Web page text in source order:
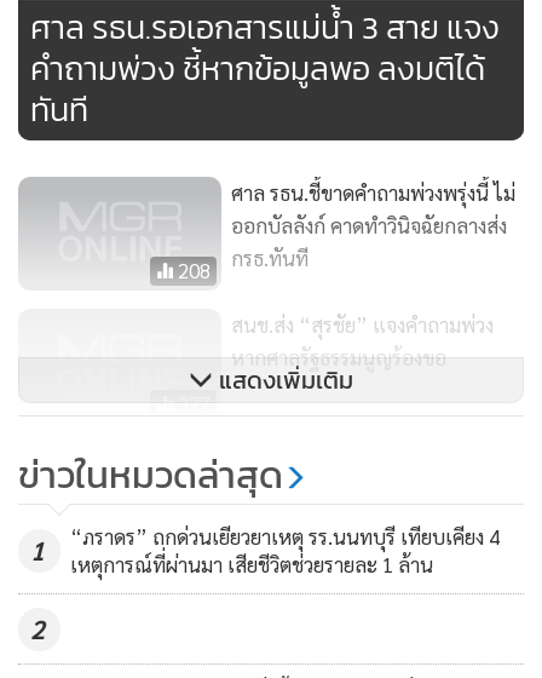
ศาล รธน.รอเอกสารแม่น้ำ 3 สาย แจง
คำถามพ่วง ชี้หากข้อมูลพอ ลงมติได้
ทันที
208
ศาล รธน.ชี้ขาดคำถามพ่วงพรุ่งนี้ ไม่
ออกบัลลังก์ คาดทำวินิจฉัยกลางส่ง
กรธ.ทันที
377
สนช.ส่ง “สุรชัย” แจงคำถามพ่วง
หากศาลรัฐธรรมนูญร้องขอ
43
ให้ศาล รธน.12 ก.ย.นี้
แสดงเพิ่มเติม
ข่าวในหมวดล่าสุด
1
“ภราดร” ถกด่วนเยียวยาเหตุ รร.นนทบุรี เทียบเคียง 4
เหตุการณ์ที่ผ่านมา เสียชีวิตช่วยรายละ 1 ล้าน
2